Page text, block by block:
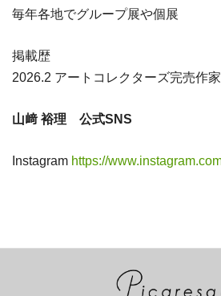
毎年各地でグループ展や個展
掲載歴
2026.2 アートコレクターズ完売作
山﨑 裕理 公式SNS
Instagram https://